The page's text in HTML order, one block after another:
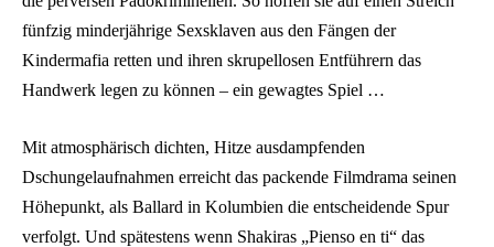
fünfzig minderjährige Sexsklaven aus den Fängen der
Kindermafia retten und ihren skrupellosen Entführern das
Handwerk legen zu können – ein gewagtes Spiel …
Mit atmosphärisch dichten, Hitze ausdampfenden
Dschungelaufnahmen erreicht das packende Filmdrama seinen
Höhepunkt, als Ballard in Kolumbien die entscheidende Spur
verfolgt. Und spätestens wenn Shakiras „Pienso en ti“ das